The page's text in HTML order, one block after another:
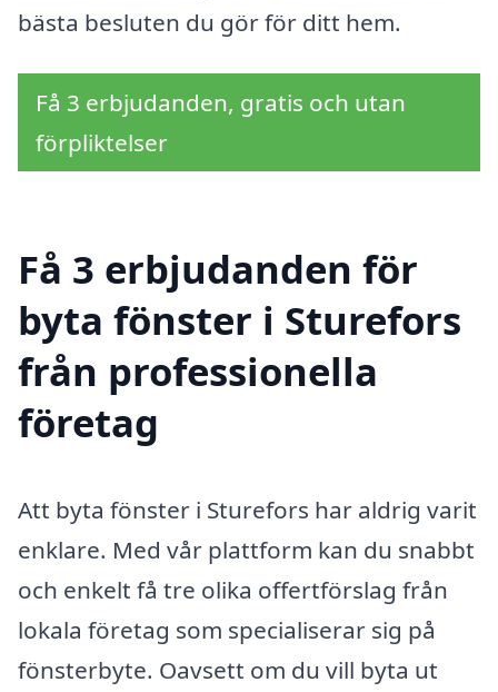
bästa besluten du gör för ditt hem.
Få 3 erbjudanden, gratis och utan
förpliktelser
Få 3 erbjudanden för
byta fönster i Sturefors
från professionella
företag
Att byta fönster i Sturefors har aldrig varit
enklare. Med vår plattform kan du snabbt
och enkelt få tre olika offertförslag från
lokala företag som specialiserar sig på
fönsterbyte. Oavsett om du vill byta ut